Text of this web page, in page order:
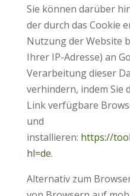
Sie können darüber
der durch das Cookie
Nutzung der Website
Ihrer IP-Adresse) an
Verarbeitung dieser
verhindern, indem Sie
Link verfügbare
und
installieren: https://
hl=de.
Alternativ zum